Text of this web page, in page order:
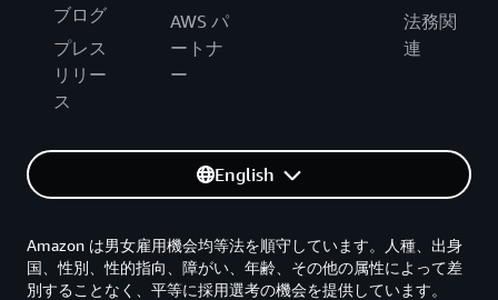
ブログ
プレス
リリー
ス
AWS パ
ートナ
ー
法務関
連
English
Amazon は男女雇用機会均等法を順守しています。人種、出身
国、性別、性的指向、障がい、年齢、その他の属性によって差
別することなく、平等に採用選考の機会を提供しています。